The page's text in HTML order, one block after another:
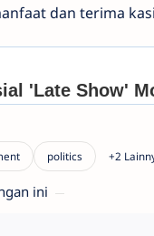
dan terima
ini